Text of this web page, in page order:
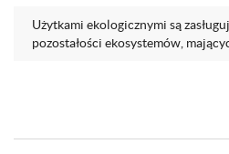
Użytkami ekologicznymi są
pozostałości ekosystemów,